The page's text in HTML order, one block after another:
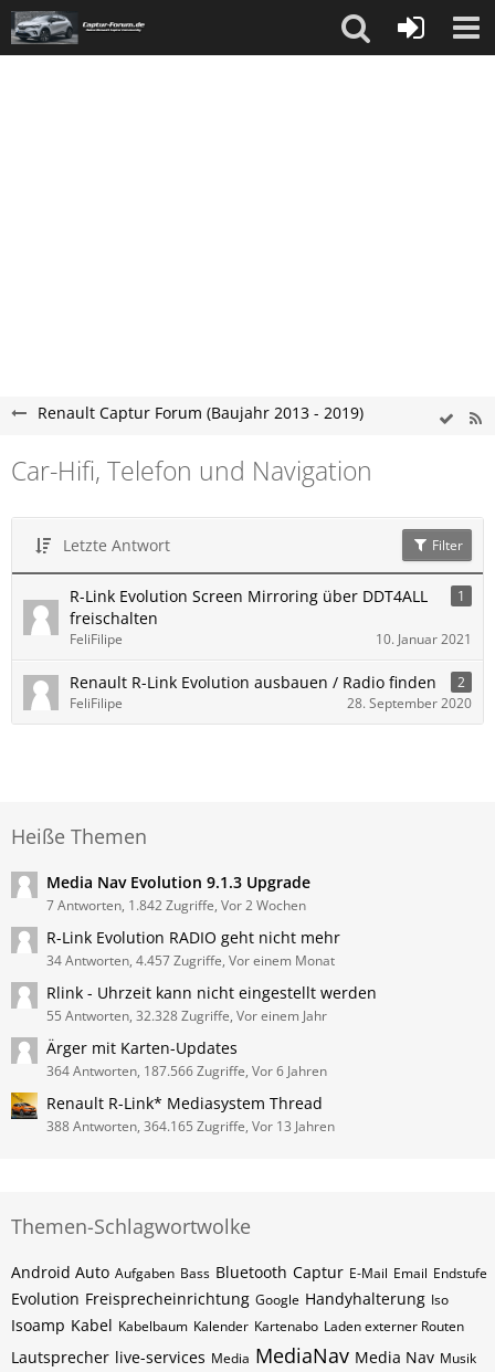
Renault Captur Forum (Baujahr 2013 - 2019)
Car-Hifi, Telefon und Navigation
Letzte Antwort Filter
R-Link Evolution Screen Mirroring über DDT4ALL
freischalten
1
FeliFilipe 10. Januar 2021
Renault R-Link Evolution ausbauen / Radio finden
2
FeliFilipe
28. September 2020
Heiße Themen
Media Nav Evolution 9.1.3 Upgrade
7 Antworten, 1.842 Zugriffe, Vor 2 Wochen
R-Link Evolution RADIO geht nicht mehr
34 Antworten, 4.457 Zugriffe, Vor einem Monat
Rlink - Uhrzeit kann nicht eingestellt werden
55 Antworten, 32.328 Zugriffe, Vor einem Jahr
Ärger mit Karten-Updates
364 Antworten, 187.566 Zugriffe, Vor 6 Jahren
Renault R-Link* Mediasystem Thread
388 Antworten, 364.165 Zugriffe, Vor 13 Jahren
Themen-Schlagwortwolke
Android Auto Aufgaben Bass Bluetooth Captur E-Mail Email Endstufe
Evolution Freisprecheinrichtung Google Handyhalterung Iso
Isoamp Kabel Kabelbaum Kalender Kartenabo Laden externer Routen
Lautsprecher live-services Media MediaNav Media Nav Musik